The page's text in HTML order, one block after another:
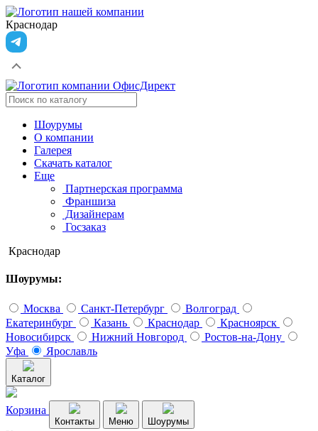
Краснодар
Шоурумы
О компании
Галерея
Скачать каталог
Еще
Партнерская программа
Франшиза
Дизайнерам
Госзаказ
Краснодар
Шоурумы:
Москва Санкт-Петербург
Волгоград
Екатеринбург
Казань Краснодар
Красноярск
Новосибирск
Нижний Новгород
Ростов-на-Дону
Уфа
Ярославль
Каталог
Корзина
Контакты Меню Шоурумы